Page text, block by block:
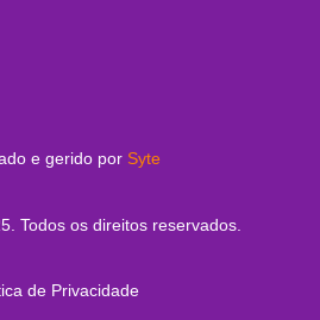
e gerido por Syte
Todos os direitos reservados.
de Privacidade